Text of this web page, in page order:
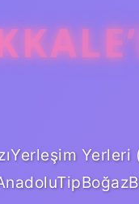
Yerleri